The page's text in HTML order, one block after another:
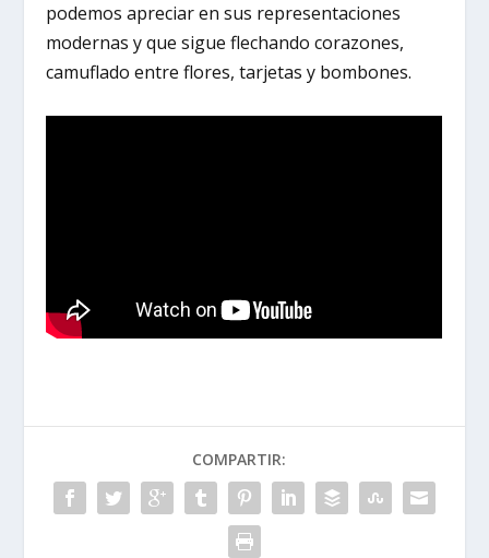
podemos apreciar en sus representaciones
modernas y que sigue flechando corazones,
camuflado entre flores, tarjetas y bombones.
COMPARTIR: